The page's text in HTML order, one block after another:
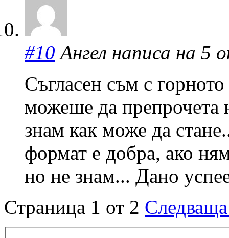
#10 Ангел написа на 5
Съгласен съм с
можеше да
знам как може да
формат е добра, ако
но не знам... Дано
Страница 1 от 2